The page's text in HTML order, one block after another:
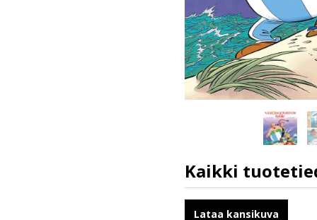
Kaikki
ISBN
Kirjoittajat
Lataa kansikuva